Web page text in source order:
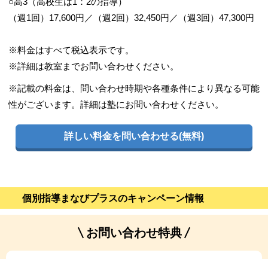
（週1回）17,600円／（週2回）32,450円／（週3回）47,300円
※料金はすべて税込表示です。
※詳細は教室までお問い合わせください。
※記載の料金は、問い合わせ時期や各種条件により異なる可能
性がございます。詳細は塾にお問い合わせください。
詳しい料金を問い合わせる(無料)
個別指導まなびプラスのキャンペーン情報
お問い合わせ特典